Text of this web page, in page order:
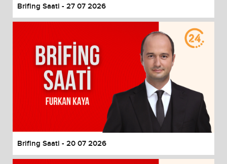
Brifing Saati - 27 07 2026
Brifing Saati - 20 07 2026